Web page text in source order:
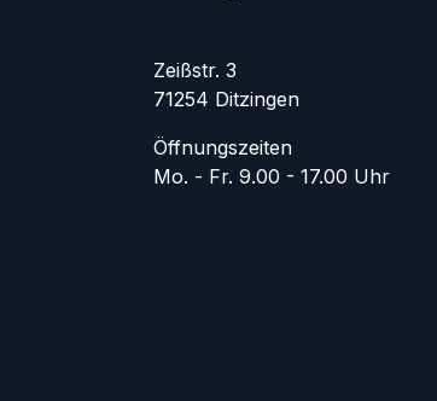
Zeißstr. 3
71254 Ditzingen
Öffnungszeiten
Mo. - Fr. 9.00 - 17.00 Uhr